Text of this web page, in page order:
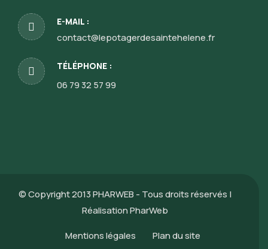
E-MAIL :
contact@lepotagerdesaintehelene.fr
TÉLÉPHONE :
06 79 32 57 99
© Copyright 2013 PHARWEB - Tous droits réservés |
RéalisationPharWeb
Mentions légales
Plan du site